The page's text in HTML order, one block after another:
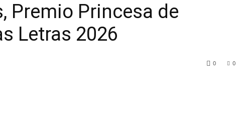
Premio Princesa de
Letras 2026
0
0